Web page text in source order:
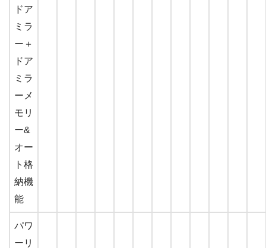
ドア
ミラ
ー＋
ドア
ミラ
ーメ
モリ
ー&
オー
ト格
納機
能
パワ
ーリ